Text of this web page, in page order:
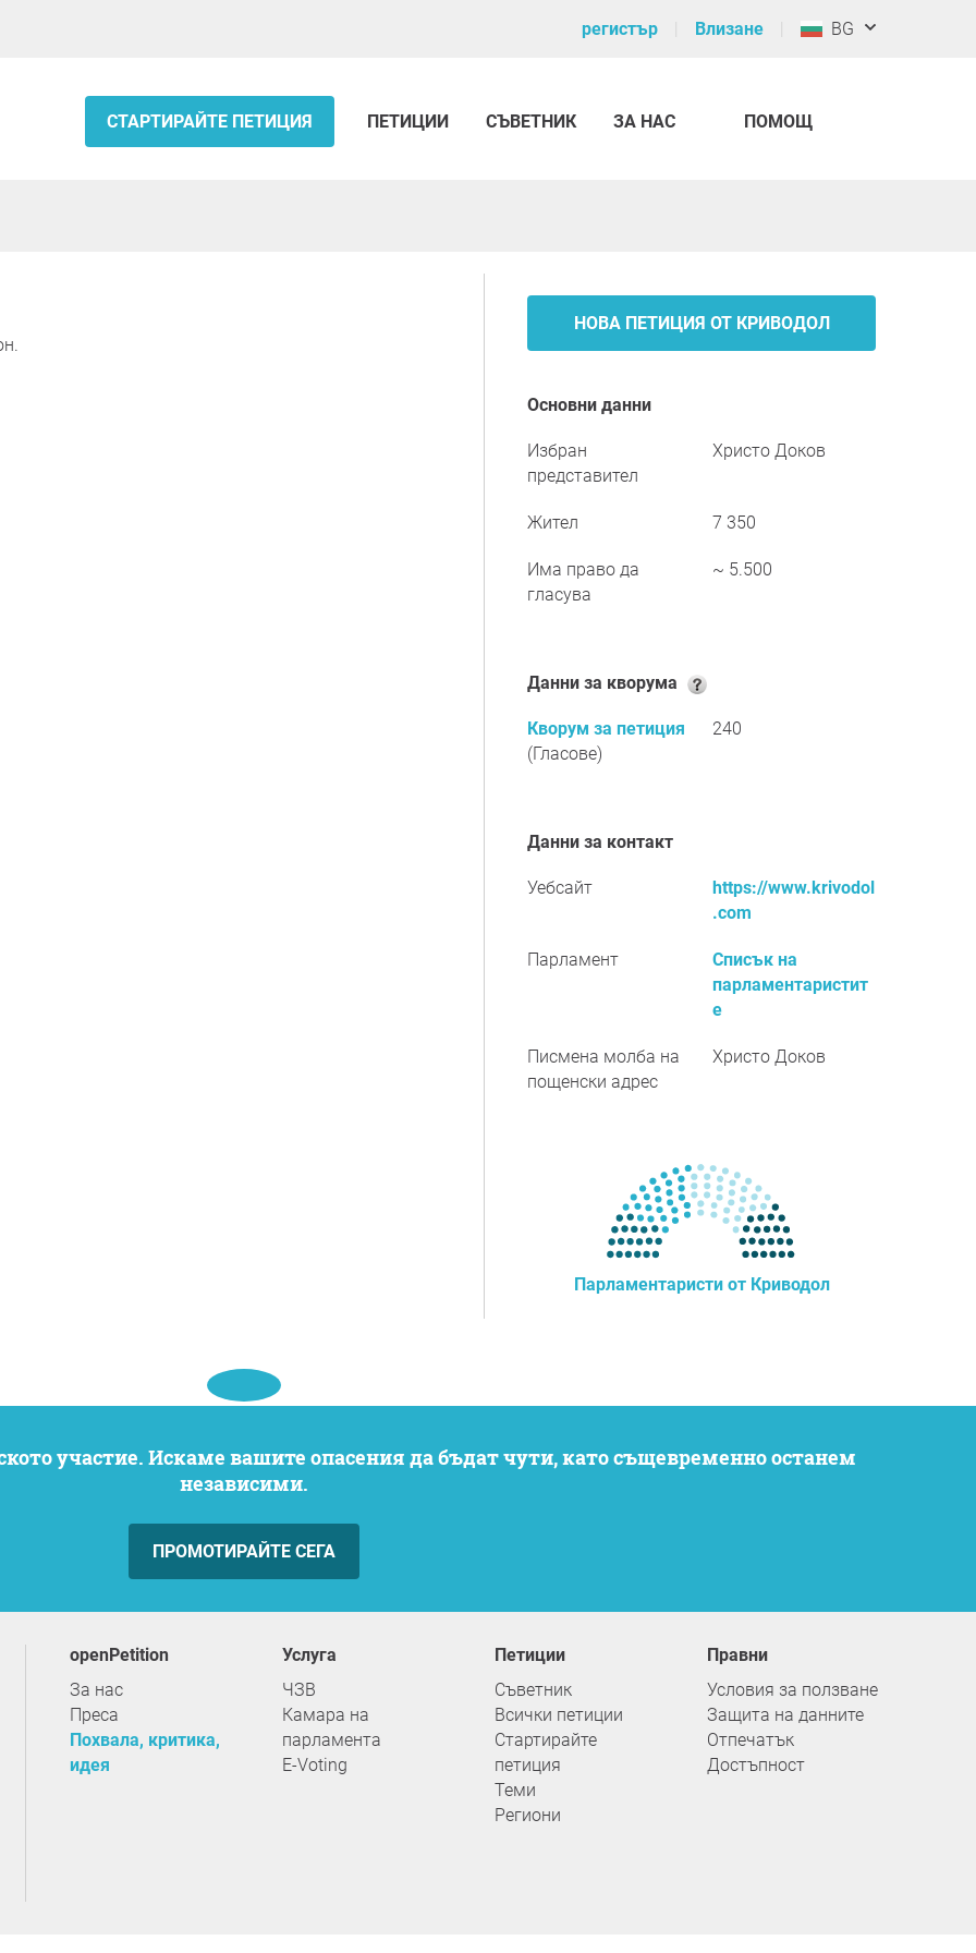
регистър Влизане BG
СТАРТИРАЙТЕ ПЕТИЦИЯ ПЕТИЦИИ СЪВЕТНИК ЗА НАС ПОМОЩ
НОВА ПЕТИЦИЯ ОТ КРИВОДОЛ
Основни данни
Избран
представител
Христо Доков
Жител 7 350
Има право да
гласува
~ 5.500
Данни за кворума
Кворум за петиция
(Гласове)
240
Данни за контакт
Уебсайт
https://www.krivodol
.com
Парламент
Списък на
парламентаристит
е
Писмена молба на
пощенски адрес
Христо Доков
Парламентаристи от Криводол
независими.
ПРОМОТИРАЙТЕ СЕГА
openPetition
За нас
Преса
Похвала, критика,
идея
услуга
ЧЗВ
Камара на
парламента
E-Voting
Петиции
Съветник
Всички петиции
Стартирайте
петиция
Теми
Региони
Правни
Условия за ползване
Защита на данните
Отпечатък
Достъпност